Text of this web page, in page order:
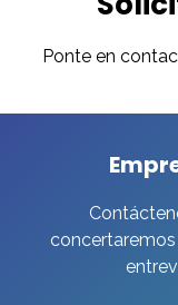
Ponte en
concertaremos